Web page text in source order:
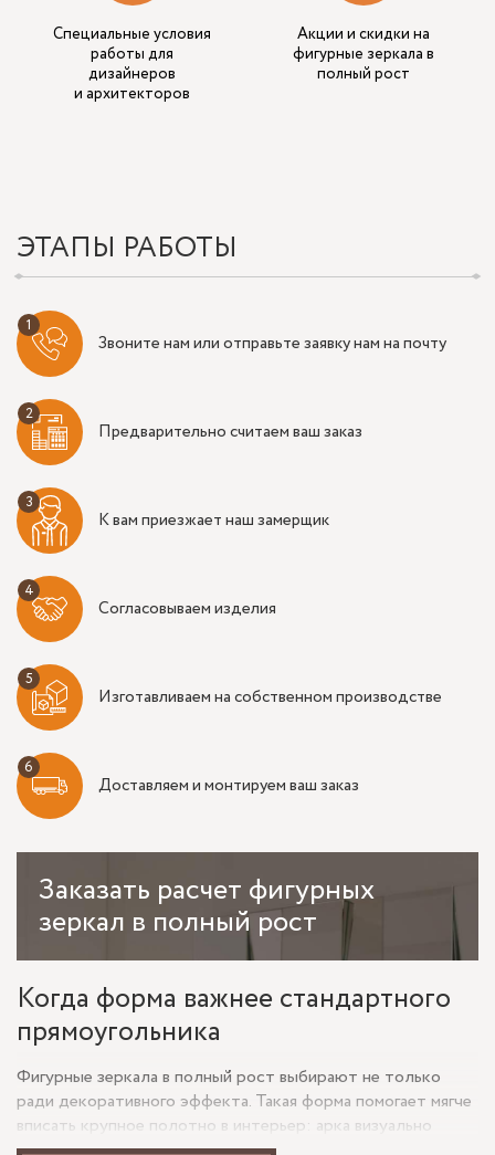
Специальные условия
работы для
дизайнеров
и архитекторов
Акции и скидки на
фигурные зеркала в
полный рост
ЭТАПЫ РАБОТЫ
Звоните нам или отправьте заявку нам на почту
Предварительно считаем ваш заказ
К вам приезжает наш замерщик
Согласовываем изделия
Изготавливаем на собственном производстве
Доставляем и монтируем ваш заказ
Заказать расчет фигурных
зеркал в полный рост
Когда форма важнее стандартного
прямоугольника
Фигурные зеркала в полный рост выбирают не только
ради декоративного эффекта. Такая форма помогает мягче
вписать крупное полотно в интерьер: арка визуально